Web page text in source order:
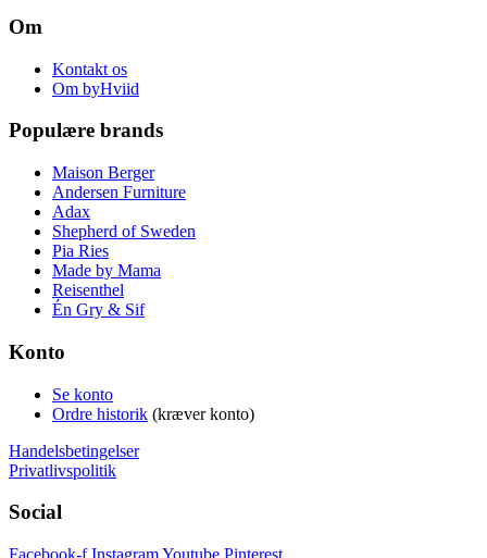
Om
Kontakt os
Om byHviid
Populære brands
Maison Berger
Andersen Furniture
Adax
Shepherd of Sweden
Pia Ries
Made by Mama
Reisenthel
Én Gry & Sif
Konto
Se konto
Ordre historik (kræver konto)
Handelsbetingelser
Privatlivspolitik
Social
Facebook-f InstagramYoutube Pinterest